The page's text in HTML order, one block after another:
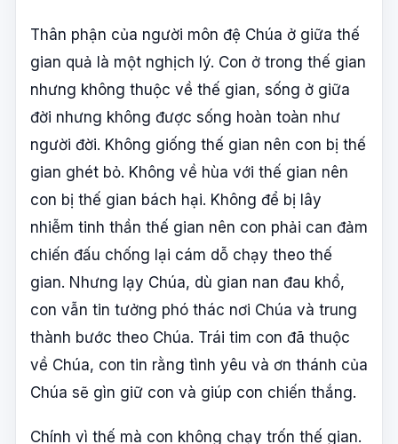
Thân phận của người môn đệ Chúa ở giữa thế
gian quả là một nghịch lý. Con ở trong thế gian
nhưng không thuộc về thế gian, sống ở giữa
đời nhưng không được sống hoàn toàn như
người đời. Không giống thế gian nên con bị thế
gian ghét bỏ. Không về hùa với thế gian nên
con bị thế gian bách hại. Không để bị lây
nhiễm tinh thần thế gian nên con phải can đảm
chiến đấu chống lại cám dỗ chạy theo thế
gian. Nhưng lạy Chúa, dù gian nan đau khổ,
con vẫn tin tưởng phó thác nơi Chúa và trung
thành bước theo Chúa. Trái tim con đã thuộc
về Chúa, con tin rằng tình yêu và ơn thánh của
Chúa sẽ gìn giữ con và giúp con chiến thắng.
Chính vì thế mà con không chạy trốn thế gian.